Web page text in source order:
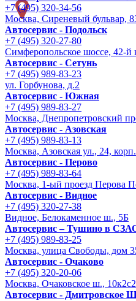
+7 (495) 320-34-56
Москва, Сиреневый бульвар,
Автосервис - Подольск
+7 (495) 320-27-80
Симферопольское шоссе, 42-й
Автосервис - Сетунь
+7 (495) 989-83-23
ул. Горбунова, д.2
Автосервис - Южная
+7 (495) 989-83-27
Москва, Днепропетровский
Автосервис - Азовская
+7 (495) 989-83-13
Москва, Азовская ул., 24,
Автосервис - Перово
+7 (495) 989-83-64
Москва, 1-ый проезд Перова
Автосервис - Видное
+7 (495) 320-27-38
Видное, Белокаменное ш., 5Б
Автосервис – Тушино в
+7 (495) 989-83-25
Москва, улица Свободы, дом
Автосервис - Очаково
+7 (495) 320-20-06
Москва, Очаковское ш., 10к2с2
Автосервис - Дмитровское